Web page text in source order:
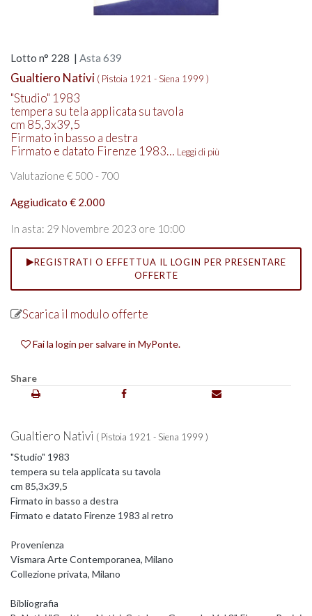
Lotto n° 228 | Asta 639
Gualtiero Nativi ( Pistoia 1921 - Siena 1999 )
"Studio" 1983
tempera su tela applicata su tavola
cm 85,3x39,5
Firmato in basso a destra
Firmato e datato Firenze 1983… Leggi di più
Valutazione € 500 - 700
Aggiudicato € 2.000
In asta: 29 Novembre 2023 ore 10:00
REGISTRATI O EFFETTUA IL LOGIN PER PRESENTARE
OFFERTE
Scarica il modulo offerte
Fai la login per salvare in MyPonte.
Share
Gualtiero Nativi ( Pistoia 1921 - Siena 1999 )
"Studio" 1983
tempera su tela applicata su tavola
cm 85,3x39,5
Firmato in basso a destra
Firmato e datato Firenze 1983 al retro
Provenienza
Vismara Arte Contemporanea, Milano
Collezione privata, Milano
Bibliografia